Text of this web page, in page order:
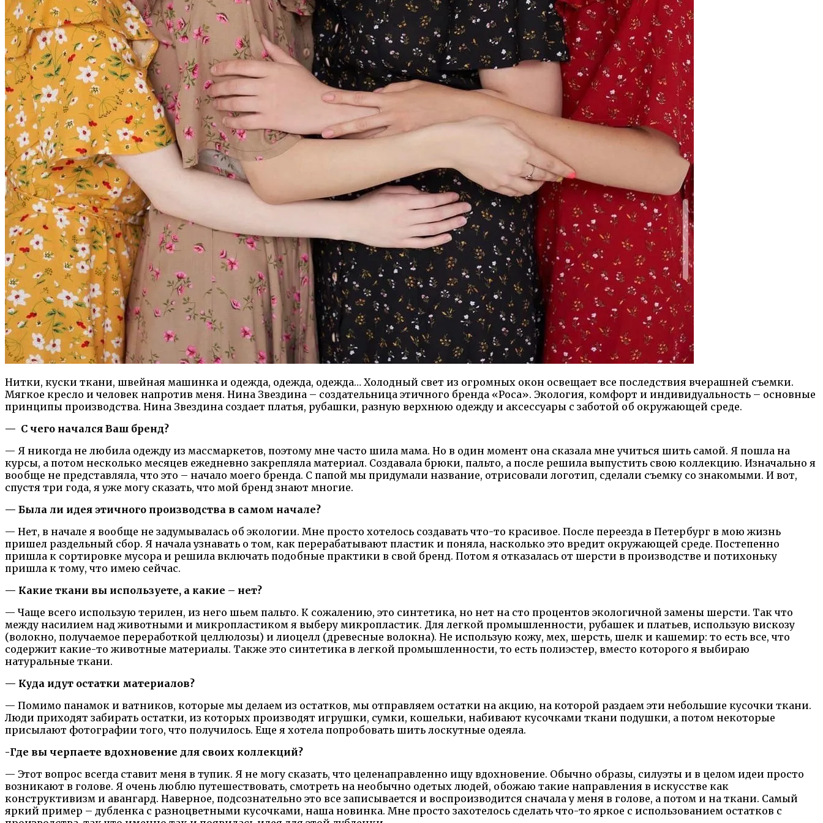
Нитки, куски ткани, швейная машинка и одежда, одежда, одежда… Холодный свет из огромных окон освещает все последствия вчерашней съемки.
Мягкое кресло и человек напротив меня. Нина Звездина – создательница этичного бренда «Роса». Экология, комфорт и индивидуальность – основные
принципы производства. Нина Звездина создает платья, рубашки, разную верхнюю одежду и аксессуары с заботой об окружающей среде.
— С чего начался Ваш бренд?
— Я никогда не любила одежду из массмаркетов, поэтому мне часто шила мама. Но в один момент она сказала мне учиться шить самой. Я пошла на
курсы, а потом несколько месяцев ежедневно закрепляла материал. Создавала брюки, пальто, а после решила выпустить свою коллекцию. Изначально я
вообще не представляла, что это – начало моего бренда. С папой мы придумали название, отрисовали логотип, сделали съемку со знакомыми. И вот,
спустя три года, я уже могу сказать, что мой бренд знают многие.
— Была ли идея этичного производства в самом начале?
— Нет, в начале я вообще не задумывалась об экологии. Мне просто хотелось создавать что-то красивое. После переезда в Петербург в мою жизнь
пришел раздельный сбор. Я начала узнавать о том, как перерабатывают пластик и поняла, насколько это вредит окружающей среде. Постепенно
пришла к сортировке мусора и решила включать подобные практики в свой бренд. Потом я отказалась от шерсти в производстве и потихоньку
пришла к тому, что имею сейчас.
— Какие ткани вы используете, а какие – нет?
— Чаще всего использую терилен, из него шьем пальто. К сожалению, это синтетика, но нет на сто процентов экологичной замены шерсти. Так что
между насилием над животными и микропластиком я выберу микропластик. Для легкой промышленности, рубашек и платьев, использую вискозу
(волокно, получаемое переработкой целлюлозы) и лиоцелл (древесные волокна). Не использую кожу, мех, шерсть, шелк и кашемир: то есть все, что
содержит какие-то животные материалы. Также это синтетика в легкой промышленности, то есть полиэстер, вместо которого я выбираю
натуральные ткани.
— Куда идут остатки материалов?
— Помимо панамок и ватников, которые мы делаем из остатков, мы отправляем остатки на акцию, на которой раздаем эти небольшие кусочки ткани.
Люди приходят забирать остатки, из которых производят игрушки, сумки, кошельки, набивают кусочками ткани подушки, а потом некоторые
присылают фотографии того, что получилось. Еще я хотела попробовать шить лоскутные одеяла.
-Где вы черпаете вдохновение для своих коллекций?
— Этот вопрос всегда ставит меня в тупик. Я не могу сказать, что целенаправленно ищу вдохновение. Обычно образы, силуэты и в целом идеи просто
возникают в голове. Я очень люблю путешествовать, смотреть на необычно одетых людей, обожаю такие направления в искусстве как
конструктивизм и авангард. Наверное, подсознательно это все записывается и воспроизводится сначала у меня в голове, а потом и на ткани. Самый
яркий пример – дубленка с разноцветными кусочками, наша новинка. Мне просто захотелось сделать что-то яркое с использованием остатков с